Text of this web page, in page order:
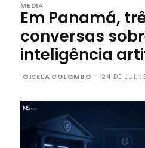
MEDIA
Em Panamá,
conversas
inteligência
GISELA COLOMBO - 24 DE